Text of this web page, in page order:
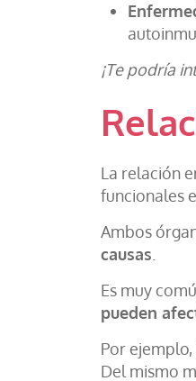
¡Te podría
La relación
funcionales
Ambos
causas
Es muy
pueden
Por
Del mismo